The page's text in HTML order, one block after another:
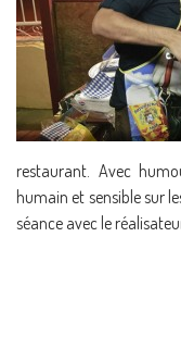
restaurant. Avec
humain et sensible sur
séance avec le